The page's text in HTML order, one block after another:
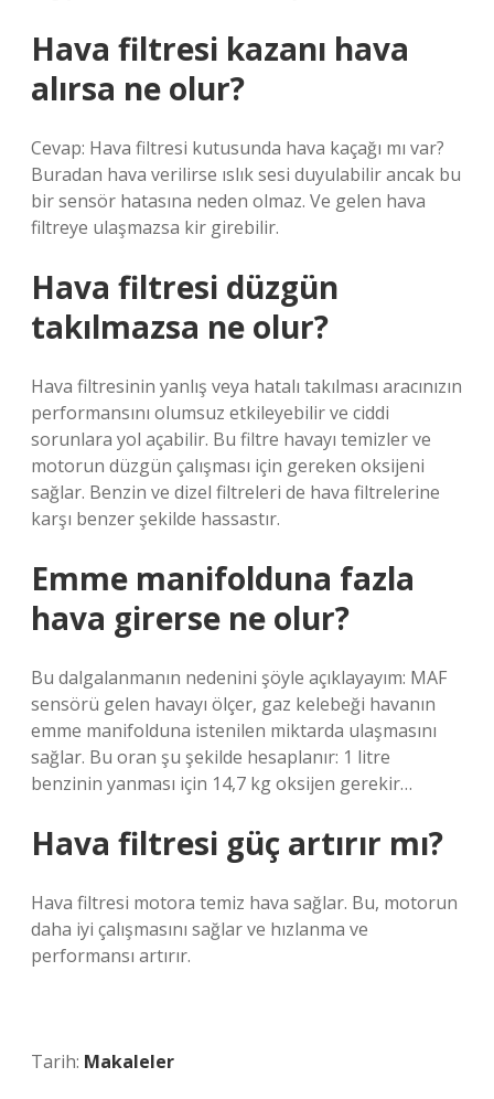
Hava filtresi kazanı hava
alırsa ne olur?
Cevap: Hava filtresi kutusunda hava kaçağı mı var?
Buradan hava verilirse ıslık sesi duyulabilir ancak bu
bir sensör hatasına neden olmaz. Ve gelen hava
filtreye ulaşmazsa kir girebilir.
Hava filtresi düzgün
takılmazsa ne olur?
Hava filtresinin yanlış veya hatalı takılması aracınızın
performansını olumsuz etkileyebilir ve ciddi
sorunlara yol açabilir. Bu filtre havayı temizler ve
motorun düzgün çalışması için gereken oksijeni
sağlar. Benzin ve dizel filtreleri de hava filtrelerine
karşı benzer şekilde hassastır.
Emme manifolduna fazla
hava girerse ne olur?
Bu dalgalanmanın nedenini şöyle açıklayayım: MAF
sensörü gelen havayı ölçer, gaz kelebeği havanın
emme manifolduna istenilen miktarda ulaşmasını
sağlar. Bu oran şu şekilde hesaplanır: 1 litre
benzinin yanması için 14,7 kg oksijen gerekir…
Hava filtresi güç artırır mı?
Hava filtresi motora temiz hava sağlar. Bu, motorun
daha iyi çalışmasını sağlar ve hızlanma ve
performansı artırır.
Tarih: Makaleler